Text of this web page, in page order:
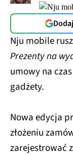
Nju mobile
Prezenty na
umowy na
gadżety.
Nowa edycja
złożeniu
zarejestrować